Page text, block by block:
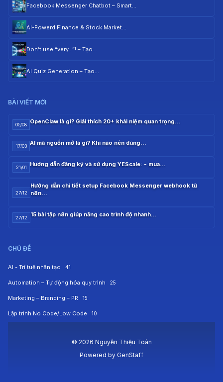
Facebook Messenger Chatbot – Smart…
AI-Powerd Finance & Stock Market…
Don’t use “very…”! – Tạo…
AI Quiz Generation – Tạo…
BÀI VIẾT MỚI
05/08 OpenClaw là gì? Giải thích 20+ khái niệm quan trọng…
17/03 AI mã nguồn mở là gì? Khi nào nên dùng…
21/01 Hướng dẫn đăng ký và sử dụng YEScale: - mua…
27/12
Hướng dẫn chi tiết setup Facebook Messenger webhook từ
n8n…
27/12 15 bài tập n8n giúp nâng cao trình độ nhanh…
CHỦ ĐỀ
AI - Trí tuệ nhân tạo 41
Automation – Tự động hóa quy trình 25
Marketing – Branding – PR 15
Lập trình No Code/Low Code 10
© 2026 Nguyễn Thiệu Toàn
Powered by GenStaff